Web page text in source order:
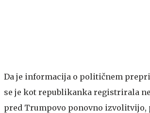
Da je informacija o političnem
se je kot republikanka registrirala
pred Trumpovo ponovno izvolitvijo,